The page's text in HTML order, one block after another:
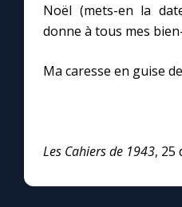
Noël (mets-en la
donne à tous mes
Ma caresse en guise
Les Cahiers de 1943, 25